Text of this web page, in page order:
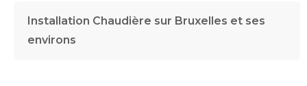
Installation Chaudière sur Bruxelles et ses
environs